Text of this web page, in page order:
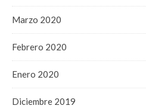
Marzo 2020
Febrero 2020
Enero 2020
Diciembre 2019